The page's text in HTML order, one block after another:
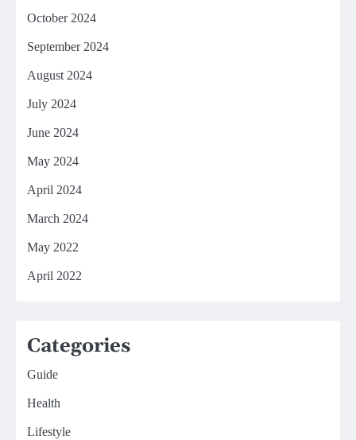
October 2024
September 2024
August 2024
July 2024
June 2024
May 2024
April 2024
March 2024
May 2022
April 2022
Categories
Guide
Health
Lifestyle